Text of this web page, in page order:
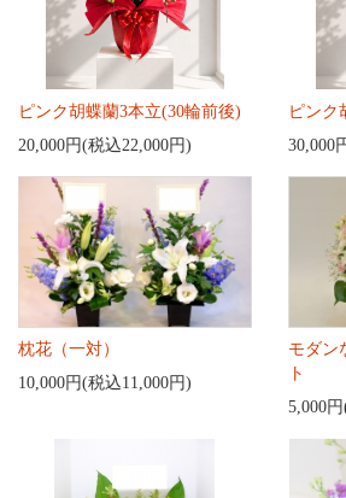
ピンク胡蝶蘭3本立(30輪前後)
20,000円(税込22,000円)
ピンク
30,000
枕花（一対）
10,000円(税込11,000円)
モダン
ト
5,000